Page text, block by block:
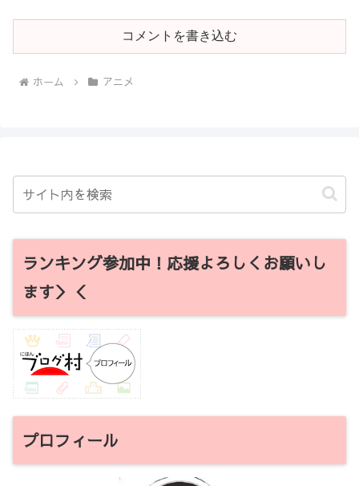
コメントを書き込む
ホーム アニメ
ランキング参加中！応援よろしくお願いし
ます＞＜
プロフィール